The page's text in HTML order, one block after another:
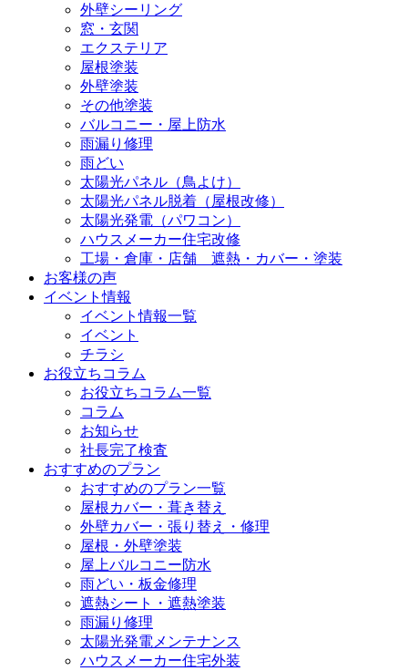
外壁シーリング
窓・玄関
エクステリア
屋根塗装
外壁塗装
その他塗装
バルコニー・屋上防水
雨漏り修理
雨どい
太陽光パネル（鳥よけ）
太陽光パネル脱着（屋根改修）
太陽光発電（パワコン）
ハウスメーカー住宅改修
工場・倉庫・店舗 遮熱・カバー・塗装
お客様の声
イベント情報
イベント情報一覧
イベント
チラシ
お役立ちコラム
お役立ちコラム一覧
コラム
お知らせ
社長完了検査
おすすめのプラン
おすすめのプラン一覧
屋根カバー・葺き替え
外壁カバー・張り替え・修理
屋根・外壁塗装
屋上バルコニー防水
雨どい・板金修理
遮熱シート・遮熱塗装
雨漏り修理
太陽光発電メンテナンス
ハウスメーカー住宅外装